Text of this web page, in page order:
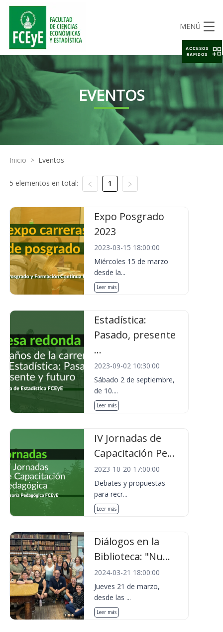
MENÚ
EVENTOS
Inicio > Eventos
5 elementos en total: 1
Expo Posgrado
2023
2023-03-15 18:00:00
Miércoles 15 de marzo
desde la...
Leer más
Estadística:
Pasado, presente
...
2023-09-02 10:30:00
Sábado 2 de septiembre,
de 10....
Leer más
IV Jornadas de
Capacitación Pe...
2023-10-20 17:00:00
Debates y propuestas
para recr...
Leer más
Diálogos en la
Biblioteca: "Nu...
2024-03-21 18:00:00
Jueves 21 de marzo,
desde las ...
Leer más
ACCESOS
RAPIDOS